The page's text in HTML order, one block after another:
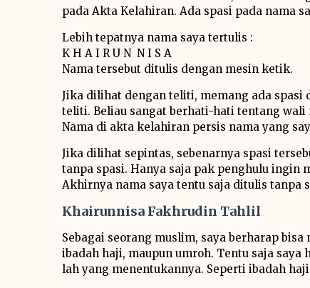
pada Akta Kelahiran. Ada spasi pada nama
Lebih tepatnya nama saya tertulis :
K H A I R U N N I S A
Nama tersebut ditulis dengan mesin ketik.
Jika dilihat dengan teliti, memang ada spasi
teliti. Beliau sangat berhati-hati tentang
Nama di akta kelahiran persis nama yang
Jika dilihat sepintas, sebenarnya spasi
tanpa spasi. Hanya saja pak penghulu ingin
Akhirnya nama saya tentu saja ditulis tanpa
Khairunnisa Fakhrudin Tahlil
Sebagai seorang muslim, saya berharap
ibadah haji, maupun umroh. Tentu saja saya
lah yang menentukannya. Seperti ibadah